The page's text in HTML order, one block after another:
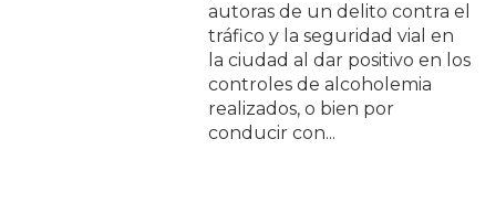
autoras de un delito contra el
tráfico y la seguridad vial en
la ciudad al dar positivo en los
controles de alcoholemia
realizados, o bien por
conducir con...